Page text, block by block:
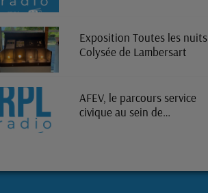
Exposition Toutes les nuits
Colysée de Lambersart
AFEV, le parcours service
civique au sein de